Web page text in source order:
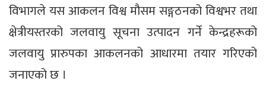
विभागले यस आकलन विश्व मौसम सङ्गठनको विश्वभर तथा
क्षेत्रीयस्तरको जलवायु सूचना उत्पादन गर्ने केन्द्रहरूको
जलवायु प्रारुपका आकलनको आधारमा तयार गरिएको
जनाएको छ ।